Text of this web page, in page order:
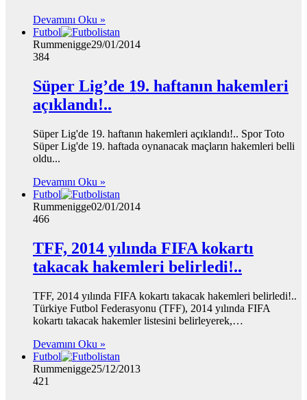
Devamını Oku »
Futbol
Rummenigge29/01/2014
384
Süper Lig’de 19. haftanın hakemleri
açıklandı!..
Süper Lig'de 19. haftanın hakemleri açıklandı!.. Spor Toto
Süper Lig'de 19. haftada oynanacak maçların hakemleri belli
oldu...
Devamını Oku »
Futbol
Rummenigge02/01/2014
466
TFF, 2014 yılında FIFA kokartı
takacak hakemleri belirledi!..
TFF, 2014 yılında FIFA kokartı takacak hakemleri belirledi!..
Türkiye Futbol Federasyonu (TFF), 2014 yılında FIFA
kokartı takacak hakemler listesini belirleyerek,…
Devamını Oku »
Futbol
Rummenigge25/12/2013
421